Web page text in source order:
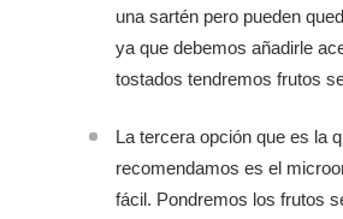
una sartén pero pueden
ya que debemos añadirle
tostados tendremos frutos
La tercera opción que es la
recomendamos es el
fácil. Pondremos los frutos